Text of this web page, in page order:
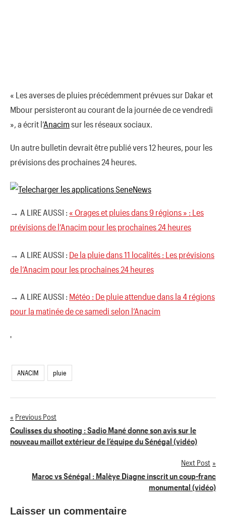
« Les averses de pluies précédemment prévues sur Dakar et
Mbour persisteront au courant de la journée de ce vendredi
», a écrit l’Anacim sur les réseaux sociaux.
Un autre bulletin devrait être publié vers 12 heures, pour les
prévisions des prochaines 24 heures.
→ A LIRE AUSSI : « Orages et pluies dans 9 régions » : Les
prévisions de l’Anacim pour les prochaines 24 heures
→ A LIRE AUSSI : De la pluie dans 11 localités : Les prévisions
de l’Anacim pour les prochaines 24 heures
→ A LIRE AUSSI : Météo : De pluie attendue dans la 4 régions
pour la matinée de ce samedi selon l’Anacim
'
ANACIM pluie
Navigation
de
Previous Post
Coulisses du shooting : Sadio Mané donne son avis sur le
nouveau maillot extérieur de l’équipe du Sénégal (vidéo)
Next Post
Maroc vs Sénégal : Malèye Diagne inscrit un coup-franc
monumental (vidéo)
Laisser un commentaire